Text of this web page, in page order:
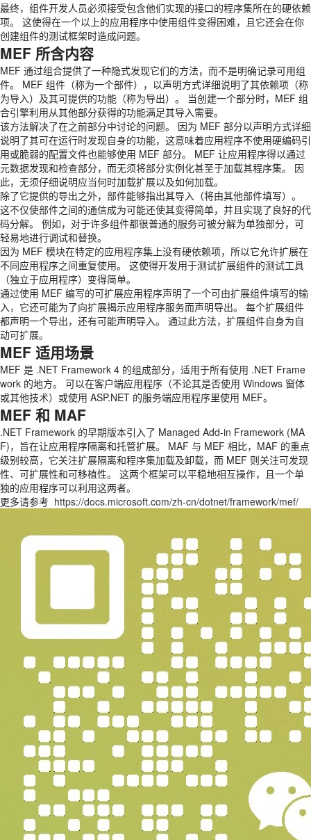
最终，组件开发人员必须接受包含他们实现的接口的程序集所在的硬依赖
项。 这使得在一个以上的应用程序中使用组件变得困难，且它还会在你
创建组件的测试框架时造成问题。
MEF 所含内容
MEF 通过组合提供了一种隐式发现它们的方法，而不是明确记录可用组
件。 MEF 组件（称为一个部件），以声明方式详细说明了其依赖项（称
为导入）及其可提供的功能（称为导出）。 当创建一个部分时，MEF 组
合引擎利用从其他部分获得的功能满足其导入需要。
该方法解决了在之前部分中讨论的问题。 因为 MEF 部分以声明方式详细
说明了其可在运行时发现自身的功能，这意味着应用程序不使用硬编码引
用或脆弱的配置文件也能够使用 MEF 部分。 MEF 让应用程序得以通过
元数据发现和检查部分，而无须将部分实例化甚至于加载其程序集。 因
此，无须仔细说明应当何时加载扩展以及如何加载。
除了它提供的导出之外，部件能够指出其导入（将由其他部件填写）。
这不仅使部件之间的通信成为可能还使其变得简单，并且实现了良好的代
码分解。 例如，对于许多组件都很普通的服务可被分解为单独部分，可
轻易地进行调试和替换。
因为 MEF 模块在特定的应用程序集上没有硬依赖项，所以它允许扩展在
不同应用程序之间重复使用。 这使得开发用于测试扩展组件的测试工具
（独立于应用程序）变得简单。
通过使用 MEF 编写的可扩展应用程序声明了一个可由扩展组件填写的输
入，它还可能为了向扩展揭示应用程序服务而声明导出。 每个扩展组件
都声明一个导出，还有可能声明导入。 通过此方法，扩展组件自身为自
动可扩展。
MEF 适用场景
MEF 是 .NET Framework 4 的组成部分，适用于所有使用 .NET Frame
work 的地方。 可以在客户端应用程序（不论其是否使用 Windows 窗体
或其他技术）或使用 ASP.NET 的服务端应用程序里使用 MEF。
MEF 和 MAF
.NET Framework 的早期版本引入了 Managed Add-in Framework (MA
F)，旨在让应用程序隔离和托管扩展。 MAF 与 MEF 相比，MAF 的重点
级别较高，它关注扩展隔离和程序集加载及卸载，而 MEF 则关注可发现
性、可扩展性和可移植性。 这两个框架可以平稳地相互操作，且一个单
独的应用程序可以利用这两者。
更多请参考 https://docs.microsoft.com/zh-cn/dotnet/framework/mef/